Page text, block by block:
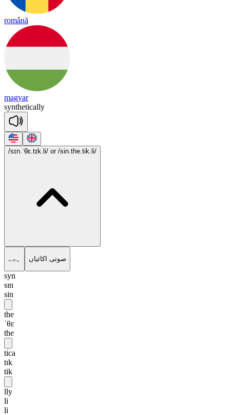
română
magyar
synthetically
/sɪn.ˈθɛ.tɪk.li/ or /sin.the.tik.li/
ہجے صوتی اکائیاں
syn
sɪn
sin
the
ˈθɛ
the
tica
tɪk
tik
lly
li
li